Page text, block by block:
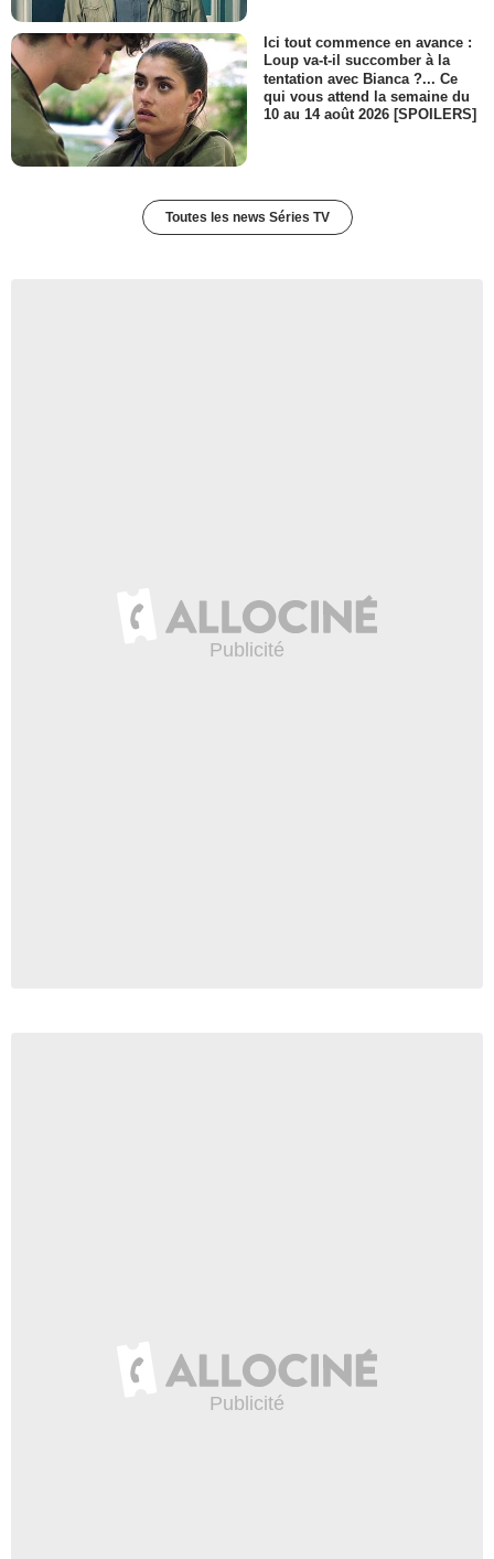
Ici tout commence en avance :
Loup va-t-il succomber à la
tentation avec Bianca ?... Ce
qui vous attend la semaine du
10 au 14 août 2026 [SPOILERS]
Toutes les news Séries TV